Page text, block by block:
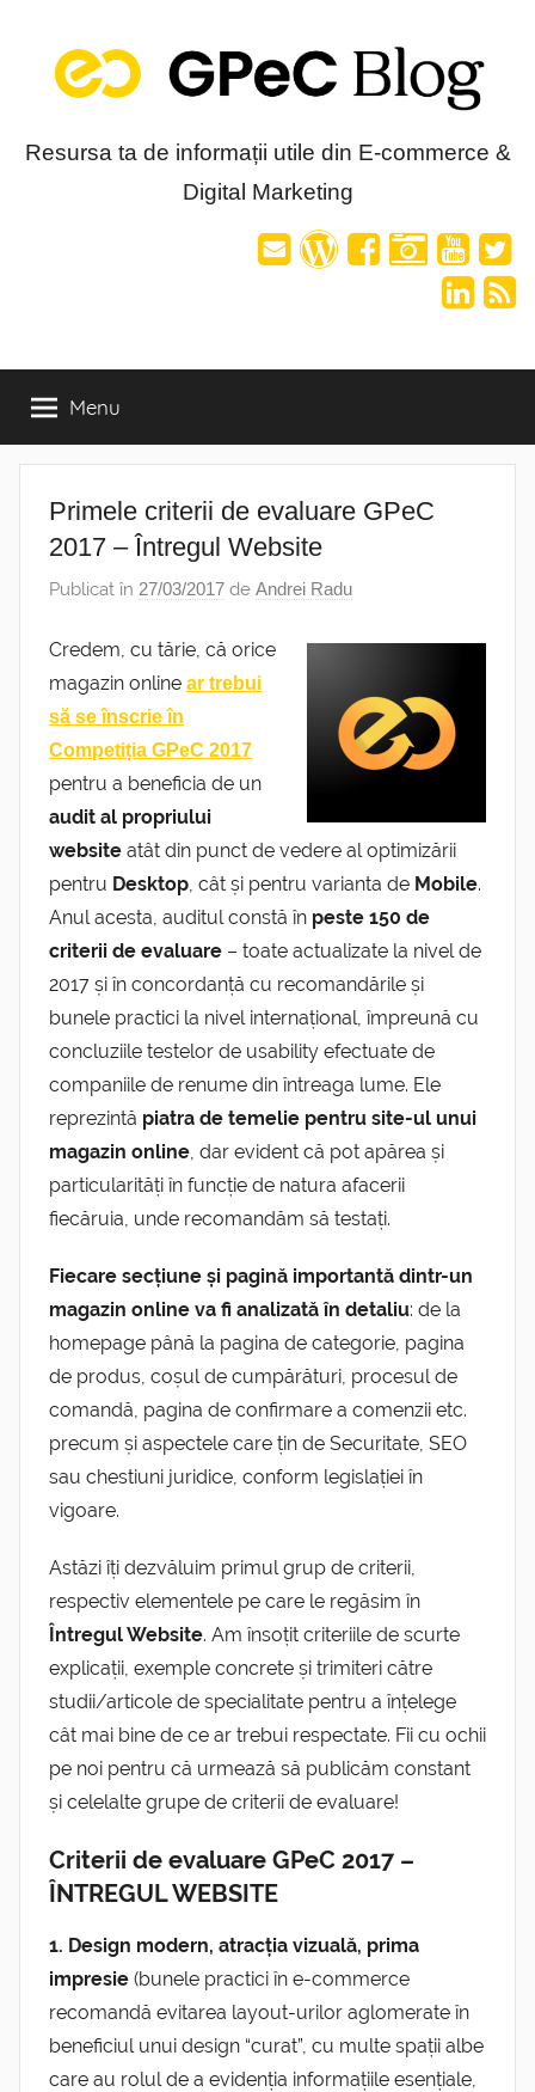
content
Blog-
Resursa ta de informații utile din E-commerce &
Digital Marketing
Menu
Primele criterii de evaluare GPeC
2017 – Întregul Website
Publicat în 27/03/2017 de Andrei Radu
Credem, cu tărie, că orice
magazin online ar trebui
să se înscrie în
Competiția GPeC 2017
pentru a beneficia de un
audit al propriului
website atât din punct de vedere al optimizării
pentru Desktop, cât și pentru varianta de Mobile.
Anul acesta, auditul constă în peste 150 de
criterii de evaluare – toate actualizate la nivel de
2017 și în concordanță cu recomandările și
bunele practici la nivel internațional, împreună cu
concluziile testelor de usability efectuate de
companiile de renume din întreaga lume. Ele
reprezintă piatra de temelie pentru site-ul unui
magazin online, dar evident că pot apărea și
particularități în funcție de natura afacerii
fiecăruia, unde recomandăm să testați.
Fiecare secțiune și pagină importantă dintr-un
magazin online va fi analizată în detaliu: de la
homepage până la pagina de categorie, pagina
de produs, coșul de cumpărături, procesul de
comandă, pagina de confirmare a comenzii etc.
precum și aspectele care țin de Securitate, SEO
sau chestiuni juridice, conform legislației în
vigoare.
Astăzi îți dezvăluim primul grup de criterii,
respectiv elementele pe care le regăsim în
Întregul Website. Am însoțit criteriile de scurte
explicații, exemple concrete și trimiteri către
studii/articole de specialitate pentru a înțelege
cât mai bine de ce ar trebui respectate. Fii cu ochii
pe noi pentru că urmează să publicăm constant
și celelalte grupe de criterii de evaluare!
Criterii de evaluare GPeC 2017 –
ÎNTREGUL WEBSITE
1. Design modern, atracția vizuală, prima
impresie (bunele practici în e-commerce
recomandă evitarea layout-urilor aglomerate în
beneficiul unui design “curat”, cu multe spații albe
care au rolul de a evidenția informațiile esențiale,